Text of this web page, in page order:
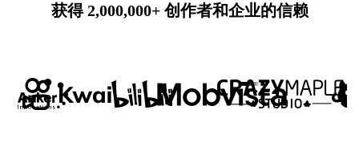
获得 2,000,000+ 创作者和企业的信赖